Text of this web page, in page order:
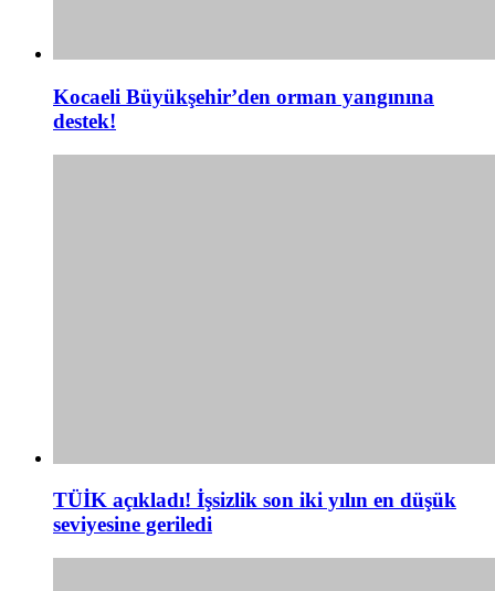
Kocaeli Büyükşehir’den orman yangınına
destek!
TÜİK açıkladı! İşsizlik son iki yılın en düşük
seviyesine geriledi